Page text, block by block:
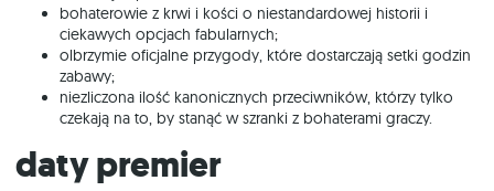
bohaterowie z krwi i kości o niestandardowej historii i
ciekawych opcjach fabularnych;
olbrzymie oficjalne przygody, które dostarczają setki godzin
zabawy;
niezliczona ilość kanonicznych przeciwników, którzy tylko
czekają na to, by stanąć w szranki z bohaterami graczy.
Daty premier